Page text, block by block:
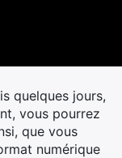
quelques jours,
vous pourrez
que vous
numérique